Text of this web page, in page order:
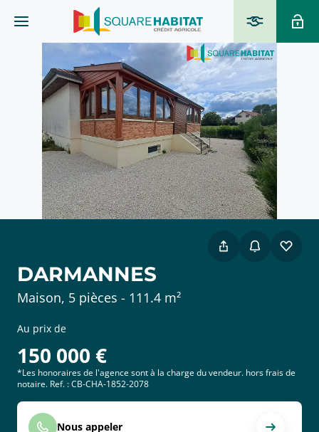
DARMANNES
Maison, 5 pièces - 111.4 m²
Au prix de
150 000 €
*Les honoraires de l'agence sont à la charge du vendeur. hors frais de
notaire. Ref. : CB-CHA-1852-2078
Nous appeler